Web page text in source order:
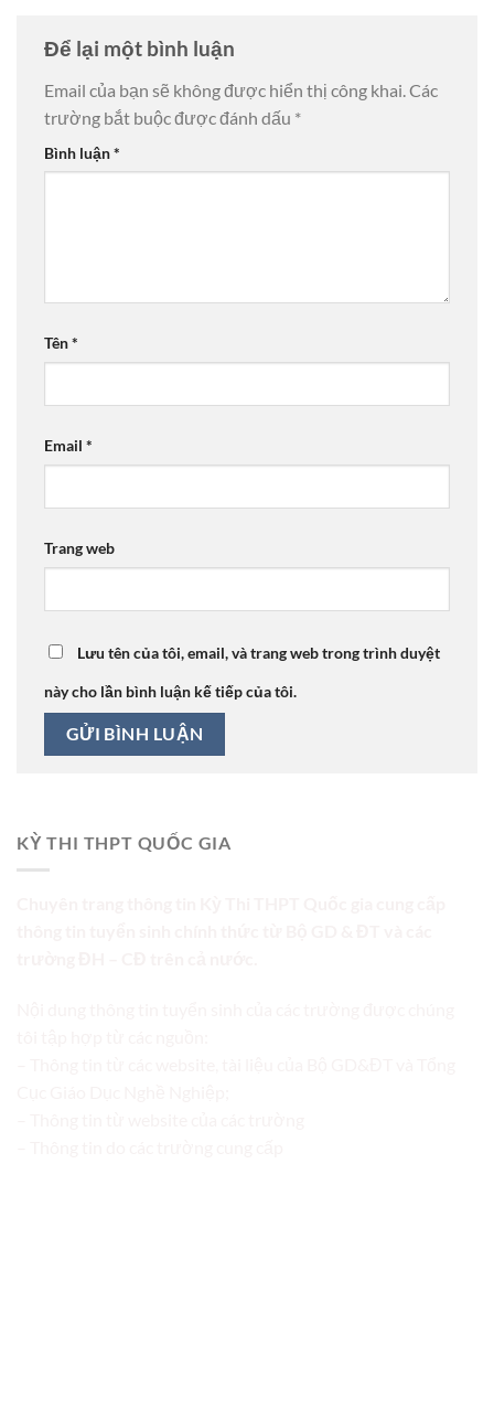
Để lại một bình luận
Email của bạn sẽ không được hiển thị công khai. Các
trường bắt buộc được đánh dấu *
Bình luận*
Tên*
Email *
Trang web
Lưu tên của tôi, email, và trang web trong trình duyệt
này cho lần bình luận kế tiếp của tôi.
KỲ THI THPT QUỐC GIA